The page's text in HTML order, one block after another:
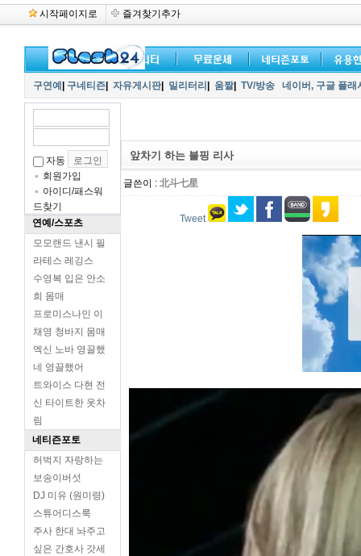
시작페이지로 즐겨찾기추가
구연예 구네티즌 자유게시판| 밀리터리 움짤| TV/방송 네이버, 구글 플
자동
회원가입
아이디/패스워
드찾기
연예/스포츠
모모랜드 낸시 필
라테스 레깅스
수영복 입은 안소
희 몸매
프로미스나인 이
채영 청바지 몸매
엑신 노바 영끌했
네 영끌했어
트와이스 다현 전
신 타이트한 옷차
림
네티즌포토
허벅지 자랑하는
보송이버섯
DJ 미유 (원미령)
스튜어디스룩
주사 한대 놔주고
싶은 간호사 갓세
앞차기 하는 블핑 리사
글쓴이 : 北斗七星
Tweet